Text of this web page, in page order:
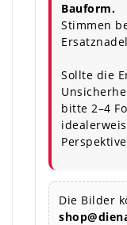
Bauform.
Stimmen
Sollte die
bitte 2–4
Die Bilder